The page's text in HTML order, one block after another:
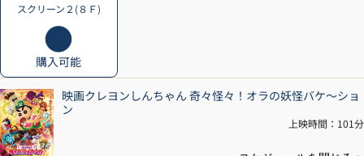
スクリーン２(８Ｆ)
購入可能
映画クレヨンしんちゃん 奇々怪々！オラの妖怪バケ～ショ
ン
上映時間：101分